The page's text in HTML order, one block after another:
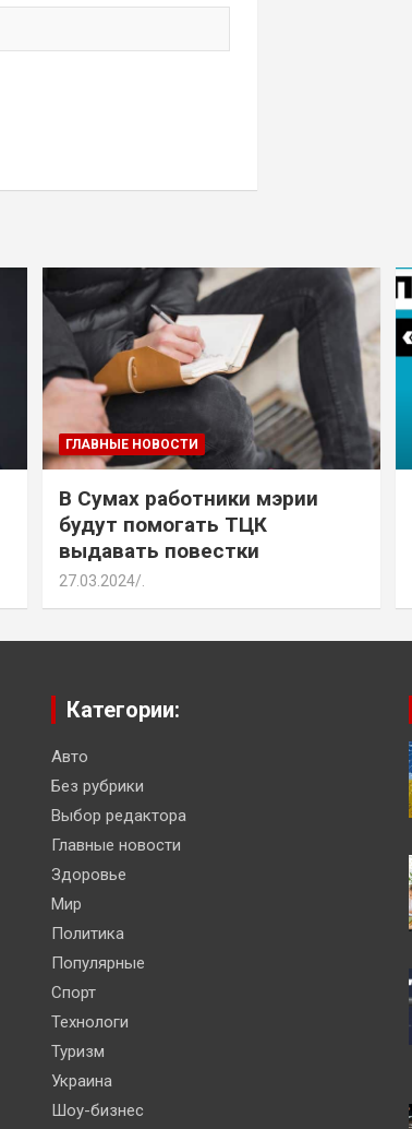
ГЛАВНЫЕ НОВОСТИ
В Сумах работники мэрии
будут помогать ТЦК
выдавать повестки
27.03.2024 .
Категории:
Авто
Без рубрики
Выбор редактора
Главные новости
Здоровье
Мир
Политика
Популярные
Спорт
Технологи
Туризм
Украина
Шоу-бизнес